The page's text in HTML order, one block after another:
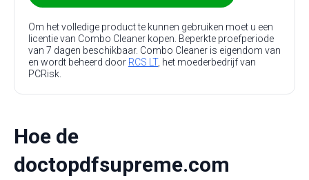
Om het volledige product te kunnen gebruiken moet u een
licentie van Combo Cleaner kopen. Beperkte proefperiode
van 7 dagen beschikbaar. Combo Cleaner is eigendom van
en wordt beheerd door RCS LT, het moederbedrijf van
PCRisk.
Hoe de
doctopdfsupreme.com